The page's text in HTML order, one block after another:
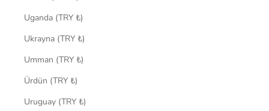
Uganda (TRY ₺)
Ukrayna (TRY ₺)
Umman (TRY ₺)
Ürdün (TRY ₺)
Uruguay (TRY ₺)